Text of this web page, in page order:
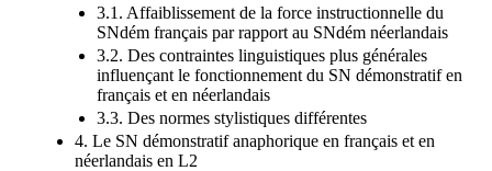
3.1. Affaiblissement de la force instructionnelle du
SNdém français par rapport au SNdém néerlandais
3.2. Des contraintes linguistiques plus générales
influençant le fonctionnement du SN démonstratif en
français et en néerlandais
3.3. Des normes stylistiques différentes
4. Le SN démonstratif anaphorique en français et en
néerlandais en L2